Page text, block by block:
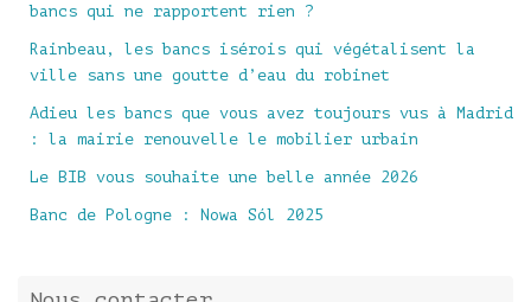
bancs qui ne rapportent rien ?
Rainbeau, les bancs isérois qui végétalisent la
ville sans une goutte d’eau du robinet
Adieu les bancs que vous avez toujours vus à Madrid
: la mairie renouvelle le mobilier urbain
Le BIB vous souhaite une belle année 2026
Banc de Pologne : Nowa Sól 2025